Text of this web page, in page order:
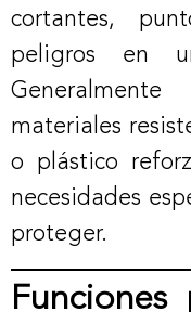
cortantes,
peligros en
materiales
o plástico
necesidades
proteger.